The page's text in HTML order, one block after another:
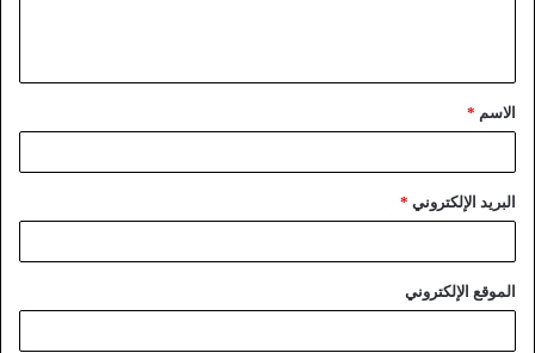
الاسم *
البريد الإلكتروني *
الموقع الإلكتروني